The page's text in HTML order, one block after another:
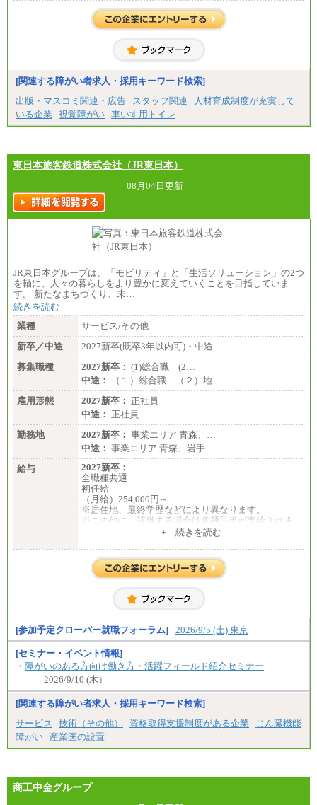
[関連する障がい者求人・採用キーワード検索]
出版・マスコミ関連・広告
スタッフ関連
人材育成制度が充実して
いる企業
視覚障がい 車いす用トイレ
東日本旅客鉄道株式会社（JR東日本）
08月04日更新
JR東日本グループは、「モビリティ」と「生活ソリューション」の2つ
を軸に、人々の暮らしをより豊かに変えていくことを目指していま
す。 新たなまちづくり、未…
続きを読む
業種
サービス/その他
新卒／中途
2027新卒(既卒3年以内可)・中途
募集職種
2027新卒： (1)総合職 (2…
中途：
（１）総合職 （２）地…
雇用形態
2027新卒： 正社員
中途： 正社員
勤務地
2027新卒： 事業エリア 青森、…
中途： 事業エリア 青森、岩手…
給与
2027新卒：
全職種共通
初任給
（月給）254,000円～
※居住地、最終学歴などにより異なります。
※この他に、該当する場合は各種手当が支給されま
中途：
全職種共通
※居住地、年齢により異なります。
※この他に、該当する場合は各種手当が支給されま
す。
※試用期間中も給与に変更はございません
+ 続きを読む
[参加予定クローバー就職フォーラム] 2026/9/5 (土) 東京
[セミナー・イベント情報]
・ 障がいのある方向け働き方・活躍フィールド紹介セミナー
2026/9/10 (木）
[関連する障がい者求人・採用キーワード検索]
サービス
技術（その他） 資格取得支援制度がある企業
じん臓機能
障がい
産業医の設置
商工中金グループ